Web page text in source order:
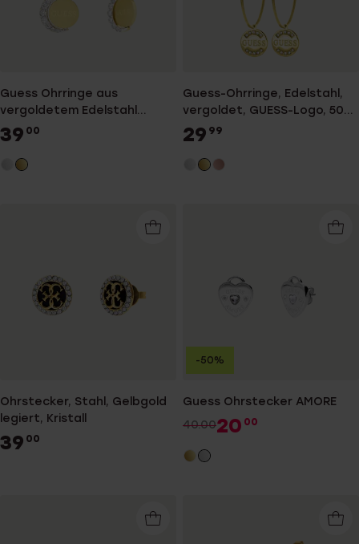
Guess Ohrringe aus
vergoldetem Edelstahl
MOON PHASES
39 00
Guess-Ohrringe, Edelstahl,
vergoldet, GUESS-Logo, 50
mm
29 99
Ohrstecker, Stahl, Gelbgold
legiert, Kristall
39 00
Guess Ohrstecker AMORE
40.0020 00
-50%